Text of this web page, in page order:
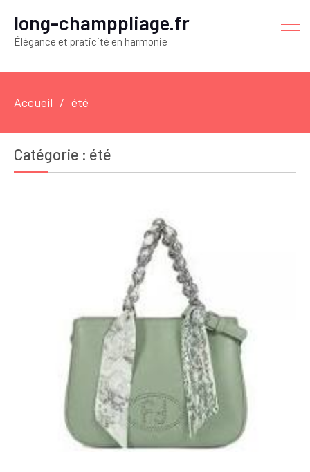
long-champpliage.fr
Élégance et praticité en harmonie
Accueil été
Catégorie : été